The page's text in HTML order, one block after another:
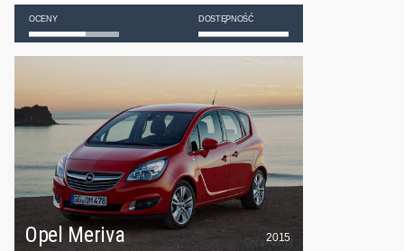
OCENY DOSTĘPNOŚĆ
Opel Meriva 2015